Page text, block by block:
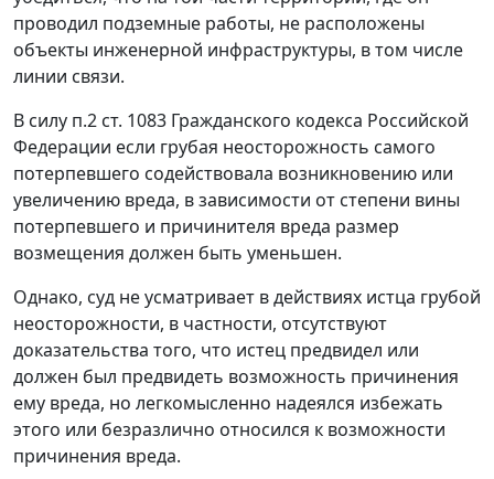
проводил подземные работы, не расположены
объекты инженерной инфраструктуры, в том числе
линии связи.
В силу п.2 ст. 1083 Гражданского кодекса Российской
Федерации если грубая неосторожность самого
потерпевшего содействовала возникновению или
увеличению вреда, в зависимости от степени вины
потерпевшего и причинителя вреда размер
возмещения должен быть уменьшен.
Однако, суд не усматривает в действиях истца грубой
неосторожности, в частности, отсутствуют
доказательства того, что истец предвидел или
должен был предвидеть возможность причинения
ему вреда, но легкомысленно надеялся избежать
этого или безразлично относился к возможности
причинения вреда.